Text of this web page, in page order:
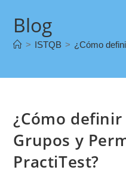
Blog
> ISTQB > ¿Cómo
¿Cómo
Grupos y
PractiTest?